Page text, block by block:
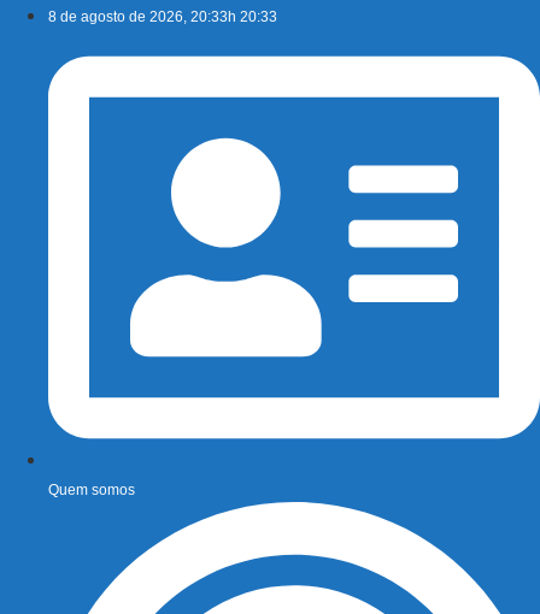
conteúdo
8 de agosto de 2026, 20:33h 20:33
Quem somos